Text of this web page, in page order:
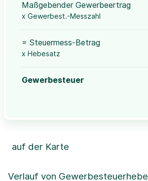
Maßgebender Gewerbeertrag
x Gewerbest.-Messzahl
= Steuermess-Betrag
x Hebesatz
Gewerbesteuer
Verlauf von
auf der Karte
+
Leaflet|©OpenStreetMap, ©CartoDB,